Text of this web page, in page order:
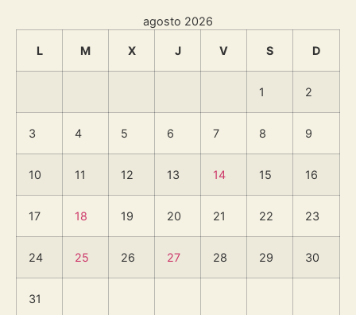
agosto 2026
L M X J V S D
1 2
3 4 5 6 7 8 9
10 11 12 13 14 15 16
17 18 19 20 21 22 23
24 25 26 27 28 29 30
31